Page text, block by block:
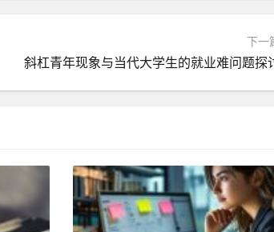
赖AI。作为人类创作者，我们仍然需要发挥
要任务。我们应该充分利用AI的优势，提高
己的创造力和独特性，让作品更具价值和生
下一
斜杠青年现象与当代大学生的就业难问题探